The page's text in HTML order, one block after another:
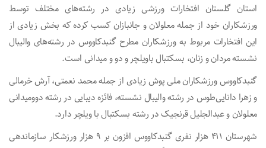
استان گلستان افتخارات ورزشی زیادی در رشته‌های مختلف توسط
ورزشکاران خود از جمله معلولان و جانبازان کسب کرده که بخش زیادی از
این افتخارات مربوط به ورزشکاران مطرح گنبدکاووس در رشته‌های والیبال
نشسته مردان و زنان، بسکتبال باویلچر و دو و میدانی است.
گنبدکاووس ورزشکاران ملی پوش زیادی از جمله محمد نعمتی، آرش خرمالی
و زهرا دانایی‌طوس در رشته والیبال نشسته، فائزه دیبایی در رشته دوومیدانی
معلولان و عبدالجلیل قرنجیک در رشته بسکتبال با ویلچر دارد.
شهرستان ۴۱۱ هزار نفری گنبدکاووس افزون بر ۹ هزار ورزشکار سازماندهی